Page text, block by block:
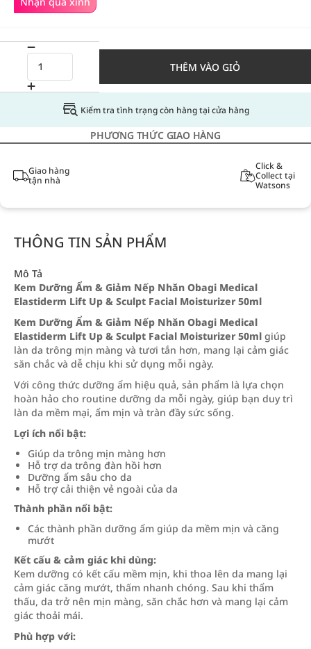
THÊM VÀO GIỎ
Kiểm tra tình trạng còn hàng tại cửa hàng
PHƯƠNG THỨC GIAO HÀNG
Giao hàng
tận nhà
Click &
Collect tại
Watsons
THÔNG TIN SẢN PHẨM
Mô Tả
Kem Dưỡng Ẩm & Giảm Nếp Nhăn Obagi Medical
Elastiderm Lift Up & Sculpt Facial Moisturizer 50ml
Kem Dưỡng Ẩm & Giảm Nếp Nhăn Obagi Medical
Elastiderm Lift Up & Sculpt Facial Moisturizer 50ml giúp
làn da trông mịn màng và tươi tắn hơn, mang lại cảm giác
săn chắc và dễ chịu khi sử dụng mỗi ngày.
Với công thức dưỡng ẩm hiệu quả, sản phẩm là lựa chọn
hoàn hảo cho routine dưỡng da mỗi ngày, giúp bạn duy trì
làn da mềm mại, ẩm mịn và tràn đầy sức sống.
Lợi ích nổi bật:
Giúp da trông mịn màng hơn
Hỗ trợ da trông đàn hồi hơn
Dưỡng ẩm sâu cho da
Hỗ trợ cải thiện vẻ ngoài của da
Thành phần nổi bật:
Các thành phần dưỡng ẩm giúp da mềm mịn và căng
mướt
Kết cấu & cảm giác khi dùng:
Kem dưỡng có kết cấu mềm mịn, khi thoa lên da mang lại
cảm giác căng mướt, thấm nhanh chóng. Sau khi thẩm
thấu, da trở nên mịn màng, săn chắc hơn và mang lại cảm
giác thoải mái.
Phù hợp với: